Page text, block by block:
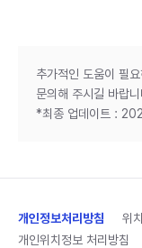
추가적인 도움이 필요
문의해 주시길 바랍
*최종 업데이트 :
개인정보처리방침
위
개인위치정보 처리방침